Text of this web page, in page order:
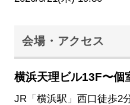
会場・アクセス
横浜天理ビル13F〜個
JR「横浜駅」西口徒歩2